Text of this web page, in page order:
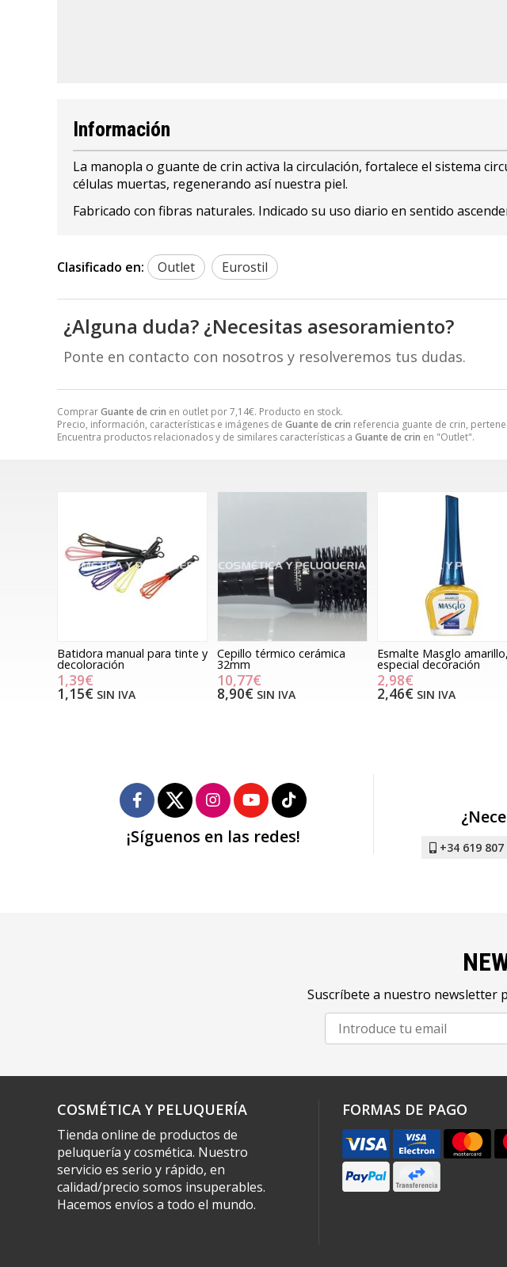
ComprarGuante de crin en outlet por7,14€. Producto en stock.
Precio, información, características e imágenes de Guante de crin referencia guante de crin,
Encuentra productos relacionados y de similares características a Guante de crin en "Outlet".
Información
La manopla o guante de crin activa la circulación, fortalece el sistema
células muertas, regenerando así nuestra piel.
Fabricado con fibras naturales. Indicado su uso diario en sentido
Clasificado en: Outlet Eurostil
¿Alguna duda? ¿Necesitas asesoramiento?
Ponte en contacto con nosotros y resolveremos tus dudas.
Batidora manual para tinte y
decoloración
1,39€
1,15€ SIN IVA
Cepillo térmico cerámica
32mm
10,77€
8,90€ SIN IVA
Esmalte Masglo amarillo,
especial decoración
2,98€
2,46€ SIN IVA
¡Síguenos en las redes!
+34 619 807
Suscríbete a nuestro newsletter
COSMÉTICA Y PELUQUERÍA
Tienda online de productos de
peluquería y cosmética. Nuestro
servicio es serio y rápido, en
calidad/precio somos insuperables.
Hacemos envíos a todo el mundo.
FORMAS DE PAGO